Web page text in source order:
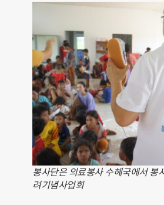
봉사단은 의료봉사 수혜국에서
려기념사업회